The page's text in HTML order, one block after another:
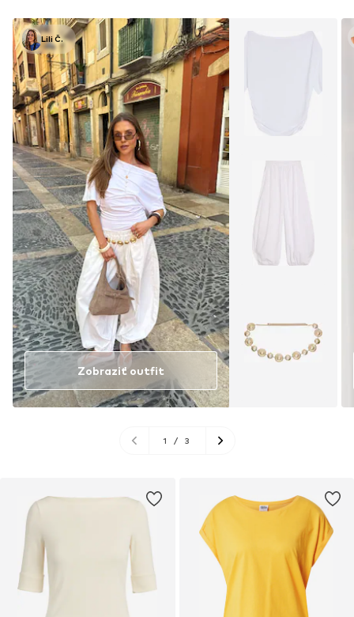
Lili Č.
Zobraziť outfit
1 / 3